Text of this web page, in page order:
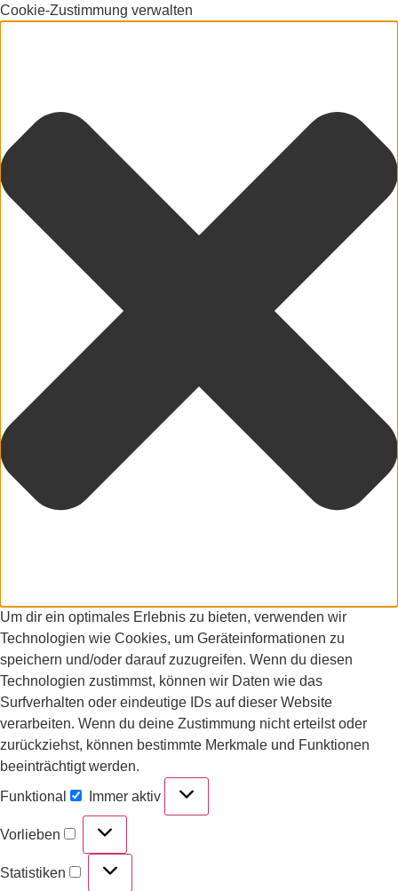
Cookie-Zustimmung verwalten
Um dir ein optimales Erlebnis zu bieten, verwenden wir
Technologien wie Cookies, um Geräteinformationen zu
speichern und/oder darauf zuzugreifen. Wenn du diesen
Technologien zustimmst, können wir Daten wie das
Surfverhalten oder eindeutige IDs auf dieser Website
verarbeiten. Wenn du deine Zustimmung nicht erteilst oder
zurückziehst, können bestimmte Merkmale und Funktionen
beeinträchtigt werden.
Funktional
Immer aktiv
Vorlieben
Statistiken